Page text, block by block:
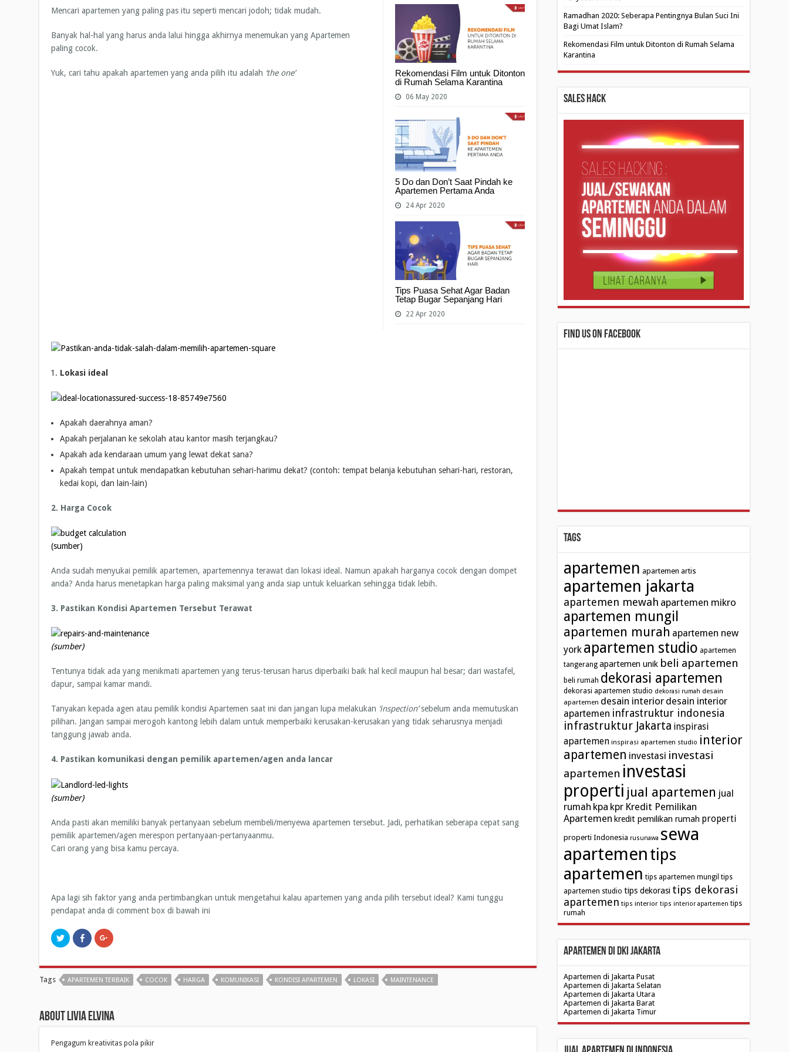
Rekomendasi Film untuk Ditonton
di Rumah Selama Karantina
06 May 2020
5 Do dan Don’t Saat Pindah ke
Apartemen Pertama Anda
24 Apr 2020
Tips Puasa Sehat Agar Badan
Tetap Bugar Sepanjang Hari
22 Apr 2020
Mencari apartemen yang paling pas itu seperti mencari jodoh; tidak mudah.
Banyak hal-hal yang harus anda lalui hingga akhirnya menemukan yang Apartemen
paling cocok.
Yuk, cari tahu apakah apartemen yang anda pilih itu adalah ‘the one’
Lokasi ideal
Apakah daerahnya aman?
Apakah perjalanan ke sekolah atau kantor masih terjangkau?
Apakah ada kendaraan umum yang lewat dekat sana?
Apakah tempat untuk mendapatkan kebutuhan sehari-harimu dekat? (contoh: tempat belanja kebutuhan sehari-hari, restoran,
kedai kopi, dan lain-lain)
2. Harga Cocok
(sumber)
Anda sudah menyukai pemilik apartemen, apartemennya terawat dan lokasi ideal. Namun apakah harganya cocok dengan dompet
anda? Anda harus menetapkan harga paling maksimal yang anda siap untuk keluarkan sehingga tidak lebih.
3. Pastikan Kondisi Apartemen Tersebut Terawat
(sumber)
Tentunya tidak ada yang menikmati apartemen yang terus-terusan harus diperbaiki baik hal kecil maupun hal besar; dari wastafel,
dapur, sampai kamar mandi.
Tanyakan kepada agen atau pemilik kondisi Apartemen saat ini dan jangan lupa melakukan ‘inspection’sebelum anda memutuskan
pilihan. Jangan sampai merogoh kantong lebih dalam untuk memperbaiki kerusakan-kerusakan yang tidak seharusnya menjadi
tanggung jawab anda.
4. Pastikan komunikasi dengan pemilik apartemen/agen anda lancar
(sumber)
Anda pasti akan memiliki banyak pertanyaan sebelum membeli/menyewa apartemen tersebut. Jadi, perhatikan seberapa cepat sang
pemilik apartemen/agen merespon pertanyaan-pertanyaanmu.
Cari orang yang bisa kamu percaya.
Apa lagi sih faktor yang anda pertimbangkan untuk mengetahui kalau apartemen yang anda pilih tersebut ideal? Kami tunggu
pendapat anda di comment box di bawah ini
C
l
k
t
o
s
e
o
w
i
C
l
k
t
o
s
e
o
a
C
l
k
t
o
s
e
o
o
Tags APARTEMEN TERBAIK COCOK HARGA KOMUNIKASI KONDISI APARTEMEN LOKASI MAINTENANCE
About Livia Elvina
Pengagum kreativitas pola pikir
Ramadhan 2020: Seberapa Pentingnya Bulan Suci Ini
Bagi Umat Islam?
Rekomendasi Film untuk Ditonton di Rumah Selama
Karantina
Sales Hack
Find us on Facebook
Tags
apartemen apartemen artis
apartemen jakarta
apartemen mewah apartemen mikro
apartemen mungil
apartemen murah apartemen new
york apartemen studio apartemen
tangerang apartemen unik beli apartemen
beli rumah dekorasi apartemen
dekorasi apartemen studio dekorasi rumah desain
apartemen desain interior desain interior
apartemen infrastruktur indonesia
infrastruktur Jakarta inspirasi
apartemen inspirasi apartemen studio interior
apartemen investasi investasi
apartemen investasi
properti jual apartemen jual
rumah kpa kpr Kredit Pemilikan
Apartemen kredit pemilikan rumah properti
properti Indonesia rusunawa sewa
apartementips
apartemen tips apartemen mungil tips
apartemen studio tips dekorasi tips dekorasi
apartemen tips interior tips interior apartemen tips
rumah
Apartemen di DKI Jakarta
Apartemen di Jakarta Pusat
Apartemen di Jakarta Selatan
Apartemen di Jakarta Utara
Apartemen di Jakarta Barat
Apartemen di Jakarta Timur